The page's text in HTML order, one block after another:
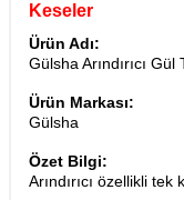
Keseler
Ürün Adı:
Gülsha Arındırıcı
Ürün Markası:
Gülsha
Özet Bilgi:
Arındırıcı özellikli tek